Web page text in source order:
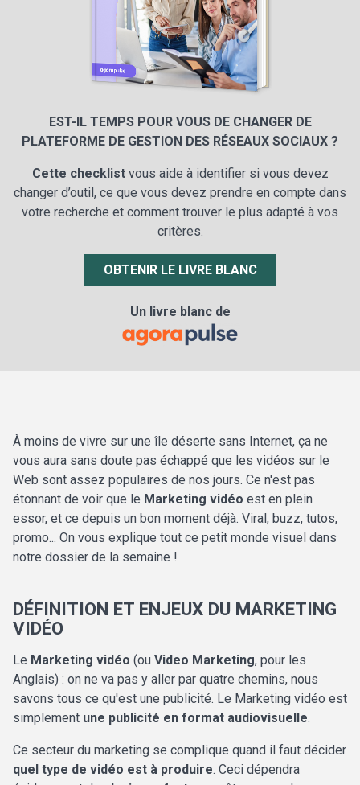
EST-IL TEMPS POUR VOUS DE CHANGER DE
PLATEFORME DE GESTION DES RÉSEAUX SOCIAUX ?
Cette checklistvous aide à identifier si vous devez
changer d’outil, ce que vous devez prendre en compte dans
votre recherche et comment trouver le plus adapté à vos
critères.
OBTENIR LE LIVRE BLANC
Un livre blanc de
À moins de vivre sur une île déserte sans Internet, ça ne
vous aura sans doute pas échappé que les vidéos sur le
Web sont assez populaires de nos jours. Ce n'est pas
étonnant de voir que le Marketing vidéo est en plein
essor, et ce depuis un bon moment déjà. Viral, buzz, tutos,
promo... On vous explique tout ce petit monde visuel dans
notre dossier de la semaine !
DÉFINITION ET ENJEUX DU MARKETING
VIDÉO
Le Marketing vidéo (ou Video Marketing, pour les
Anglais) : on ne va pas y aller par quatre chemins, nous
savons tous ce qu'est une publicité. Le Marketing vidéo est
simplement une publicité en format audiovisuelle.
Ce secteur du marketing se complique quand il faut décider
quel type de vidéo est à produire. Ceci dépendra